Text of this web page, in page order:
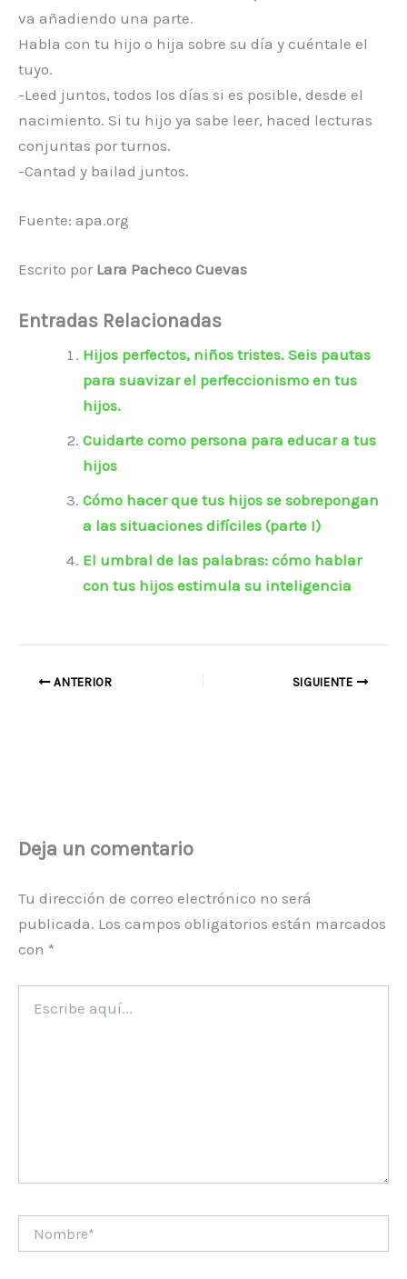
va añadiendo una parte.
Habla con tu hijo o hija sobre su día y cuéntale el
tuyo.
-Leed juntos, todos los días si es posible, desde el
nacimiento. Si tu hijo ya sabe leer, haced lecturas
conjuntas por turnos.
-Cantad y bailad juntos.
Fuente: apa.org
Escrito por Lara Pacheco Cuevas
Entradas Relacionadas
Hijos perfectos, niños tristes. Seis pautas
para suavizar el perfeccionismo en tus
hijos.
Cuidarte como persona para educar a tus
hijos
Cómo hacer que tus hijos se sobrepongan
a las situaciones difíciles (parte I)
El umbral de las palabras: cómo hablar
con tus hijos estimula su inteligencia
ANTERIOR SIGUIENTE
Deja un comentario
Tu dirección de correo electrónico no será
publicada. Los campos obligatorios están marcados
con *
aquí...